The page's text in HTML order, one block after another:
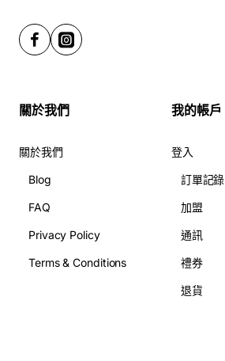
關於我們
關於我們
Blog
FAQ
Privacy Policy
Terms & Conditions
我的帳戶
登入
訂單記錄
加盟
通訊
禮券
退貨